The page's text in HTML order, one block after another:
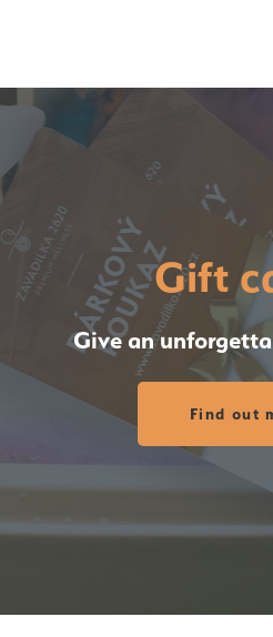
Gift
Give an
Find out